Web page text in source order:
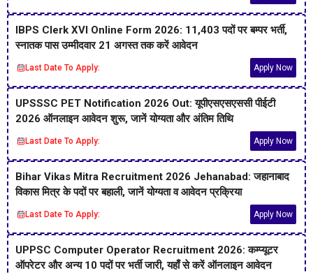
IBPS Clerk XVI Online Form 2026: 11,403 पदों पर बम्पर भर्ती,
स्नातक पास उम्मीदवार 21 अगस्त तक करें आवेदन
Last Date To Apply: Apply Now
UPSSSC PET Notification 2026 Out: यूपीएसएसएससी पीईटी
2026 ऑनलाइन आवेदन शुरू, जानें योग्यता और अंतिम तिथि
Last Date To Apply: Apply Now
Bihar Vikas Mitra Recruitment 2026 Jehanabad: जहानाबाद
विकास मित्र के पदों पर बहाली, जानें योग्यता व आवेदन प्रक्रिया
Last Date To Apply: Apply Now
UPPSC Computer Operator Recruitment 2026: कम्प्यूटर
ऑपरेटर और अन्य 10 पदों पर भर्ती जारी, यहाँ से करें ऑनलाइन आवेदन